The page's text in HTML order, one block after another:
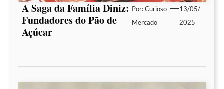
A Saga da Família Diniz:
Fundadores do Pão de
Açúcar
Por:Curioso
Mercado
13/05/
2025